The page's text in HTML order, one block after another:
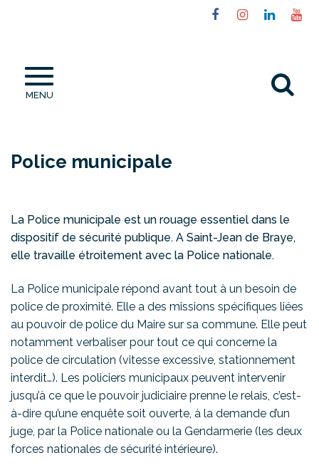
Lien
Facebook
Lien
Instagram
Lien
MENU
Police municipale
La Police municipale est un rouage essentiel dans le
dispositif de sécurité publique. A Saint-Jean de Braye,
elle travaille étroitement avec la Police nationale.
La Police municipale répond avant tout à un besoin de
police de proximité. Elle a des missions spécifiques liées
au pouvoir de police du Maire sur sa commune. Elle peut
notamment verbaliser pour tout ce qui concerne la
police de circulation (vitesse excessive, stationnement
interdit…). Les policiers municipaux peuvent intervenir
jusqu’à ce que le pouvoir judiciaire prenne le relais, c’est-
à-dire qu’une enquête soit ouverte, à la demande d’un
juge, par la Police nationale ou la Gendarmerie (les deux
forces nationales de sécurité intérieure).